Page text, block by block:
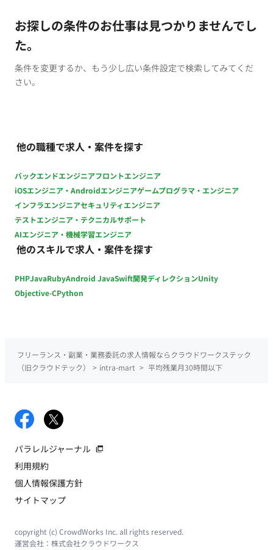
お探しの条件のお仕事は見つかりませんでし
た。
条件を変更するか、もう少し広い条件設定で検索してみてくだ
さい。
他の職種で求人・案件を探す
バックエンドエンジニアフロントエンジニア
iOSエンジニア・Androidエンジニアゲームプログラマ・エンジニア
インフラエンジニアセキュリティエンジニア
テストエンジニア・テクニカルサポート
AIエンジニア・機械学習エンジニア
他のスキルで求人・案件を探す
PHPJavaRubyAndroid JavaSwift開発ディレクションUnity
Objective-CPython
フリーランス・副業・業務委託の求人情報ならクラウドワークステック
（旧クラウドテック）
> intra-mart > 平均残業月30時間以下
パラレルジャーナル
利用規約
個人情報保護方針
サイトマップ
copyright (c) CrowdWorks Inc. all rights reserved.
運営会社： 株式会社クラウドワークス